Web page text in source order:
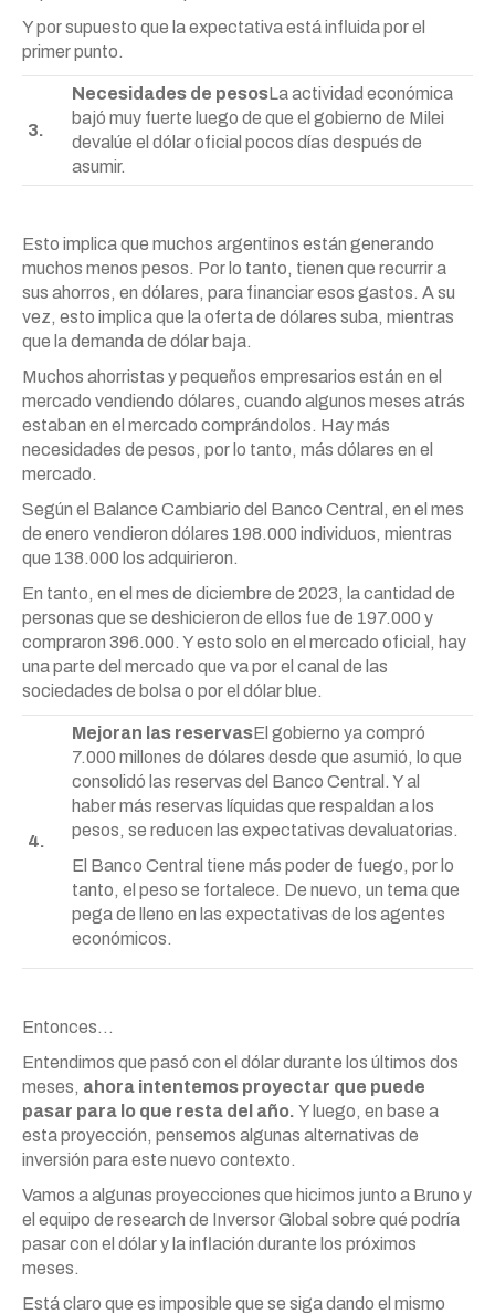
Y por supuesto que la expectativa está influida por el
primer punto.
3.
Necesidades de pesosLa actividad económica
bajó muy fuerte luego de que el gobierno de Milei
devalúe el dólar oficial pocos días después de
asumir.
Esto implica que muchos argentinos están generando
muchos menos pesos. Por lo tanto, tienen que recurrir a
sus ahorros, en dólares, para financiar esos gastos. A su
vez, esto implica que la oferta de dólares suba, mientras
que la demanda de dólar baja.
Muchos ahorristas y pequeños empresarios están en el
mercado vendiendo dólares, cuando algunos meses atrás
estaban en el mercado comprándolos. Hay más
necesidades de pesos, por lo tanto, más dólares en el
mercado.
Según el Balance Cambiario del Banco Central, en el mes
de enero vendieron dólares 198.000 individuos, mientras
que 138.000 los adquirieron.
En tanto, en el mes de diciembre de 2023, la cantidad de
personas que se deshicieron de ellos fue de 197.000 y
compraron 396.000. Y esto solo en el mercado oficial, hay
una parte del mercado que va por el canal de las
sociedades de bolsa o por el dólar blue.
4.
Mejoran las reservasEl gobierno ya compró
7.000 millones de dólares desde que asumió, lo que
consolidó las reservas del Banco Central. Y al
haber más reservas líquidas que respaldan a los
pesos, se reducen las expectativas devaluatorias.
El Banco Central tiene más poder de fuego, por lo
tanto, el peso se fortalece. De nuevo, un tema que
pega de lleno en las expectativas de los agentes
económicos.
Entonces…
Entendimos que pasó con el dólar durante los últimos dos
meses, ahora intentemos proyectar que puede
pasar para lo que resta del año. Y luego, en base a
esta proyección, pensemos algunas alternativas de
inversión para este nuevo contexto.
Vamos a algunas proyecciones que hicimos junto a Bruno y
el equipo de research de Inversor Global sobre qué podría
pasar con el dólar y la inflación durante los próximos
meses.
Está claro que es imposible que se siga dando el mismo